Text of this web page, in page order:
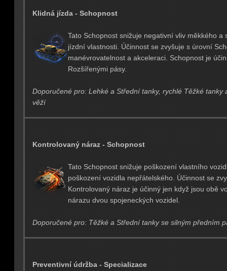
Klidná jízda - Schopnost
Tato Schopnost snižuje negativní vliv měkkého
jízdní vlastnosti. Účinnost se zvyšuje s úrovní
manévrovatelnost a akceleraci. Schopnost je
Rozšířenými pásy.
Doporučené pro: Lehké a Střední tanky, rychlé Těžké tanky
věží
Kontrolovaný náraz - Schopnost
Tato Schopnost snižuje poškození vlastního
poškození vozidla nepřátelského. Účinnost se
Kontrolovaný náraz je účinný jen když jsou obě
nárazu dvou spojeneckých vozidel.
Doporučené pro: Těžké a Střední tanky se silným předním
Preventivní údržba - Specializace